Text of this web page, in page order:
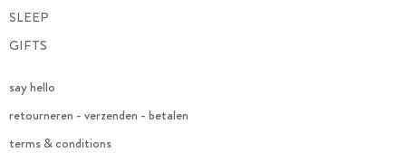
SLEEP
GIFTS
say hello
retourneren - verzenden - betalen
terms & conditions